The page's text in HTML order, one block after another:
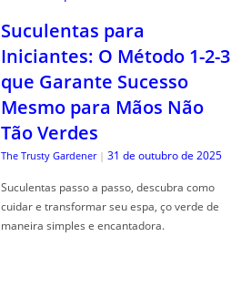
Suculentas para
Iniciantes: O Método 1-2-3
que Garante Sucesso
Mesmo para Mãos Não
Tão Verdes
The Trusty Gardener | 31 de outubro de 2025
Suculentas passo a passo, descubra como
cuidar e transformar seu espa, ço verde de
maneira simples e encantadora.